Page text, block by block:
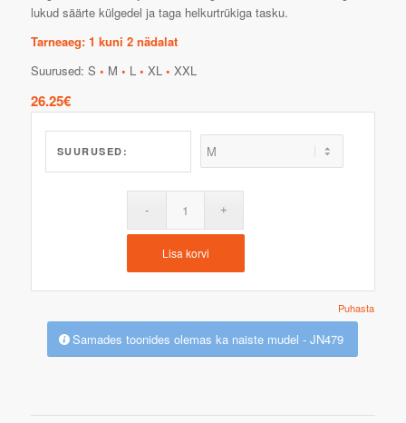
lukud säärte külgedel ja taga helkurtrükiga tasku.
Tarneaeg: 1 kuni 2 nädalat
Suurused: S • M • L • XL • XXL
26.25€
SUURUSED:
Puhasta
Lisa korvi
Samades toonides olemas ka naiste mudel - JN479